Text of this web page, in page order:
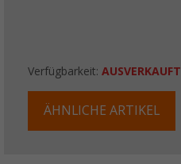
Verfügbarkeit: AUSVERKAUFT
ÄHNLICHE ARTIKEL